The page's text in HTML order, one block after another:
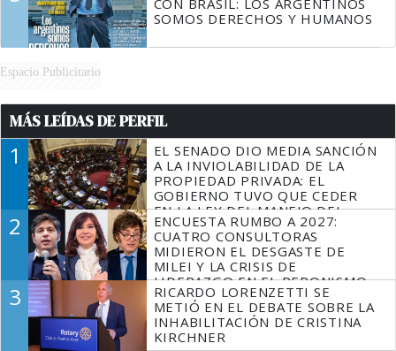
SOMOS DERECHOS Y HUMANOS
Espacio Publicitario
MÁS LEÍDAS DE PERFIL
1
EL SENADO DIO MEDIA SANCIÓN
A LA INVIOLABILIDAD DE LA
PROPIEDAD PRIVADA: EL
GOBIERNO TUVO QUE CEDER
EN LA LEY DEL MANEJO DEL
FUEGO
2
ENCUESTA RUMBO A 2027:
CUATRO CONSULTORAS
MIDIERON EL DESGASTE DE
MILEI Y LA CRISIS DE
LIDERAZGO EN EL PERONISMO
3
RICARDO LORENZETTI SE
METIÓ EN EL DEBATE SOBRE LA
INHABILITACIÓN DE CRISTINA
KIRCHNER